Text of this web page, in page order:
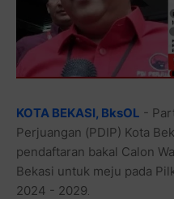
KOTA BEKASI, BksOL -
Perjuangan (PDIP) Kota
pendaftaran bakal Calon
Bekasi untuk meju pada
2024 - 2029